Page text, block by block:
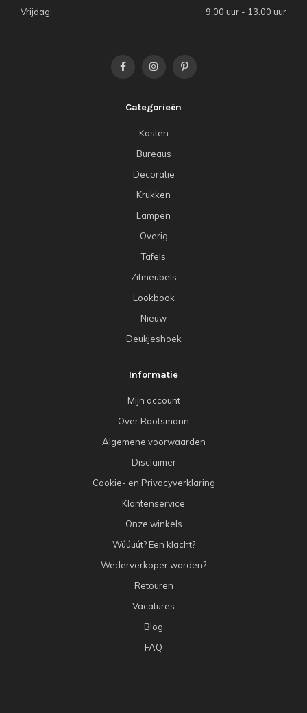
Vrijdag:
9.00 uur - 13.00 uur
Categorieën
Kasten
Bureaus
Decoratie
Krukken
Lampen
Overig
Tafels
Zitmeubels
Lookbook
Nieuw
Deukjeshoek
Informatie
Mijn account
Over Rootsmann
Algemene voorwaarden
Disclaimer
Cookie- en Privacyverklaring
Klantenservice
Onze winkels
Wúúúút? Een klacht?
Wederverkoper worden?
Retouren
Vacatures
Blog
FAQ